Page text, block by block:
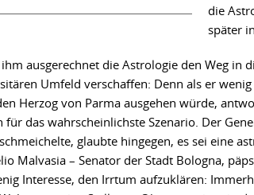
die
später
ausgerechnet die Astrologie den Weg in
Umfeld verschaffen: Denn als er
Herzog von Parma ausgehen würde,
für das wahrscheinlichste Szenario. Der
glaubte hingegen, es sei eine
Malvasia – Senator der Stadt Bologna,
Interesse, den Irrtum aufzuklären: